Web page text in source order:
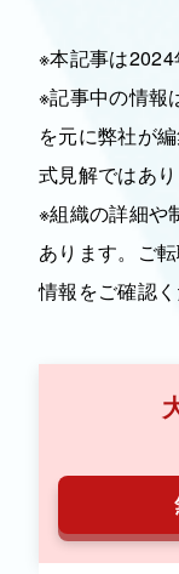
※本記事は2024
※記事中の情報
を元に弊社が
式見解ではあり
※組織の詳細や
あります。ご
情報をご確認く